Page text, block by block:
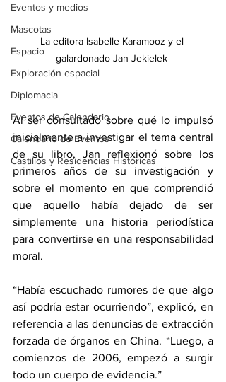
Eventos y medios
Mascotas
Espacio
Exploración espacial
Diplomacia
Eventos de Calendario
Calendario de Eventos
Castillos y Residencias Históricas
La editora Isabelle Karamooz y el
galardonado Jan Jekielek
Al ser consultado sobre qué lo impulsó
inicialmente a investigar el tema central
de su libro, Jan reflexionó sobre los
primeros años de su investigación y
sobre el momento en que comprendió
que aquello había dejado de ser
simplemente una historia periodística
para convertirse en una responsabilidad
moral.
“Había escuchado rumores de que algo
así podría estar ocurriendo”, explicó, en
referencia a las denuncias de extracción
forzada de órganos en China. “Luego, a
comienzos de 2006, empezó a surgir
todo un cuerpo de evidencia.”